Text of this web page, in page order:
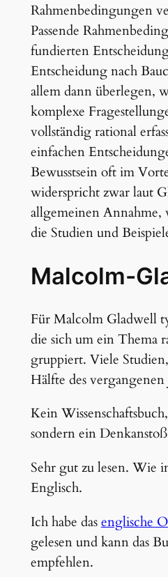
Rahmenbedingungen
Passende
fundierten
Entscheidung nach
allem dann überlegen,
komplexe
vollständig rational
einfachen
Bewusstsein oft im
widerspricht zwar laut
allgemeinen Annahme,
die Studien und
Malcolm-
Für Malcolm Gladwell
die sich um ein Thema
gruppiert. Viele
Hälfte des vergangenen
Kein
sondern ein
Sehr gut zu lesen. Wie
Englisch.
Ich habe dasenglische
gelesen und kann das
empfehlen.